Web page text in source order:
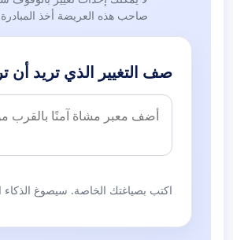
صاحب هذه العريضة أخذ
صف التغيير الذي تريد أن
اكتب بصياغتك الخاصة. سيصوغ